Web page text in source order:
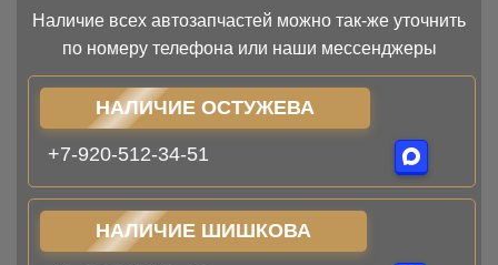
Наличие всех автозапчастей можно так-же уточнить
по номеру телефона или наши мессенджеры
НАЛИЧИЕ ОСТУЖЕВА
+7-920-512-34-51
НАЛИЧИЕ ШИШКОВА